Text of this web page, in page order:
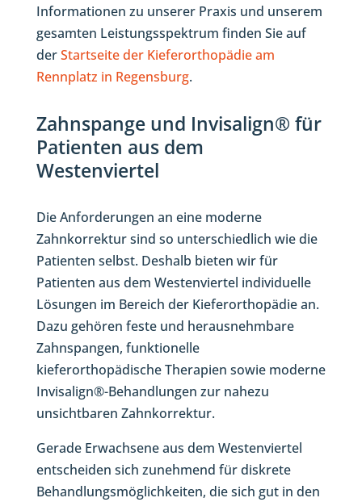
Informationen zu unserer Praxis und unserem
gesamten Leistungsspektrum finden Sie auf
derStartseite der Kieferorthopädie am
Rennplatz in Regensburg.
Zahnspange und Invisalign® für
Patienten aus dem
Westenviertel
Die Anforderungen an eine moderne
Zahnkorrektur sind so unterschiedlich wie die
Patienten selbst. Deshalb bieten wir für
Patienten aus dem Westenviertel individuelle
Lösungen im Bereich der Kieferorthopädie an.
Dazu gehören feste und herausnehmbare
Zahnspangen, funktionelle
kieferorthopädische Therapien sowie moderne
Invisalign®-Behandlungen zur nahezu
unsichtbaren Zahnkorrektur.
Gerade Erwachsene aus dem Westenviertel
entscheiden sich zunehmend für diskrete
Behandlungsmöglichkeiten, die sich gut in den